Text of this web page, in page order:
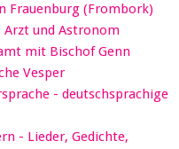
Frauenburg (Frombork)
Arzt und Astronom
mit Bischof Genn
Vesper
- deutschsprachige
- Lieder, Gedichte,